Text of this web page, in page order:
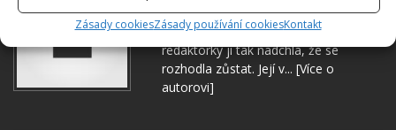
Zásady cookiesZásady používání cookiesKontakt
Do redakce Bydlimeutulne.cz se
přidala během svých studií a práce
redaktorky ji tak nadchla, že se
rozhodla zůstat. Její v... [Více o
autorovi]